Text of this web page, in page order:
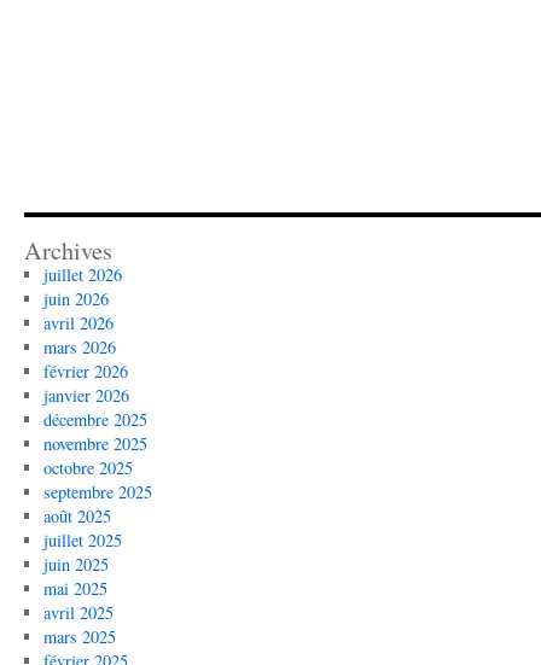
Archives
juillet 2026
juin 2026
avril 2026
mars 2026
février 2026
janvier 2026
décembre 2025
novembre 2025
octobre 2025
septembre 2025
août 2025
juillet 2025
juin 2025
mai 2025
avril 2025
mars 2025